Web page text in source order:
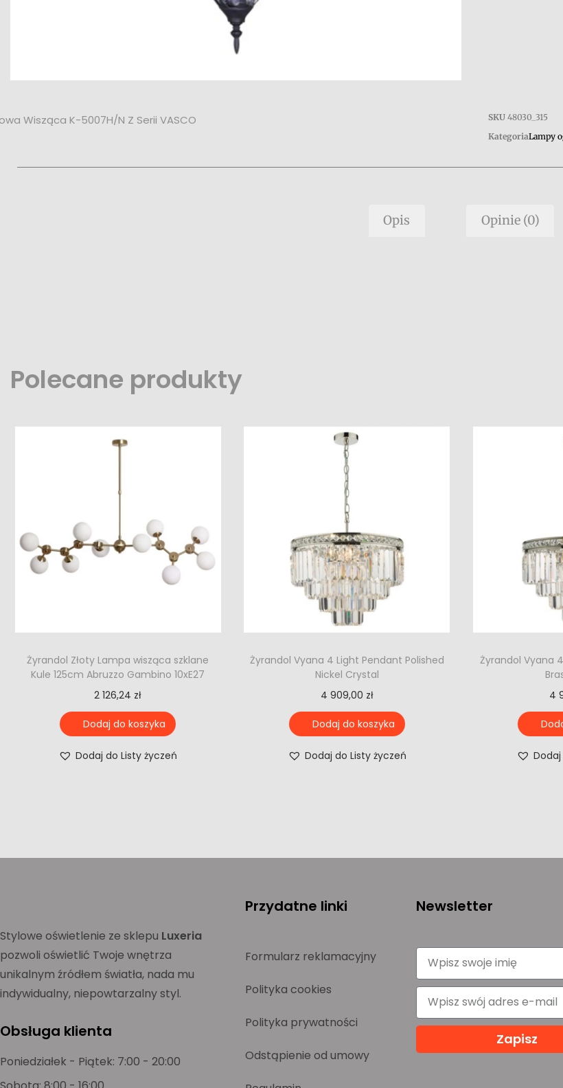
Wisząca K-5007H/N Z Serii VASCO SKU48030_315
KategoriaLampy
Opis Opinie (0)
Polecane produkty
Żyrandol Złoty Lampa wisząca szklane
Kule 125cm Abruzzo Gambino 10xE27
2 126,24 zł
Dodaj do koszyka
Dodaj do Listy życzeń
Żyrandol Vyana 4 Light Pendant Polished
Nickel Crystal
4 909,00 zł
Dodaj do koszyka
Dodaj do Listy życzeń
Żyrandol Vyana
4
Stylowe oświetlenie ze sklepu Luxeria
pozwoli oświetlić Twoje wnętrza
unikalnym źródłem światła, nada mu
indywidualny, niepowtarzalny styl.
Obsługa klienta
Poniedziałek - Piątek: 7:00 - 20:00
Przydatne linki
Formularz reklamacyjny
Polityka cookies
Polityka prywatności
Odstąpienie od umowy
Newsletter
Zapisz